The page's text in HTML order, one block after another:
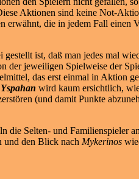
Aktionen sind keine Not-
erwähnt, die in jedem Fall einen
ist, daß man jedes mal
der jeweiligen Spielweise der
das erst einmal in Aktion
Yspahan wird kaum ersichtlich,
(und damit Punkte
die Selten- und Familienspieler
und den Blick nach Mykerinos